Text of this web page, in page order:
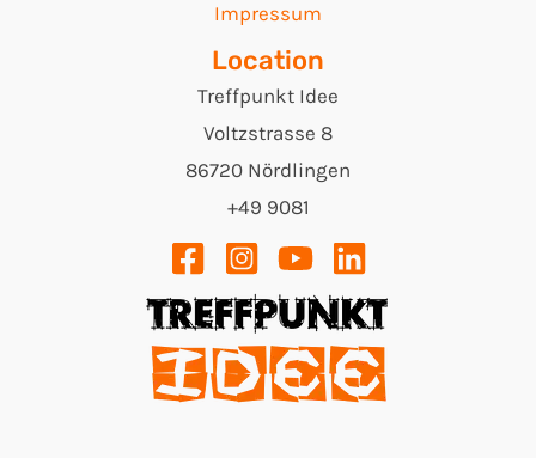
Impressum
Location
Treffpunkt Idee
Voltzstrasse 8
86720 Nördlingen
+49 9081